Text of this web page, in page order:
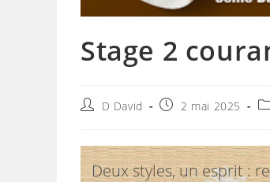
Stage 2
Auteur/autrice
publication :
D David
Publication
2 mai 2025
Deux styles, un esprit :